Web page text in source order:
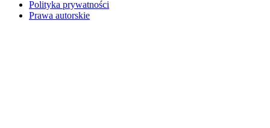
Polityka prywatności
Prawa autorskie